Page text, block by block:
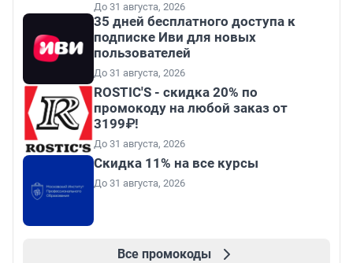
До 31 августа, 2026
35 дней бесплатного доступа к
подписке Иви для новых
пользователей
До 31 августа, 2026
ROSTIC'S - скидка 20% по
промокоду на любой заказ от
3199₽!
До 31 августа, 2026
Скидка 11% на все курсы
До 31 августа, 2026
Все промокоды